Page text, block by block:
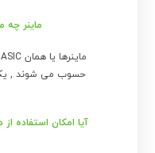
ماینر چه
آیا امکان استفاده